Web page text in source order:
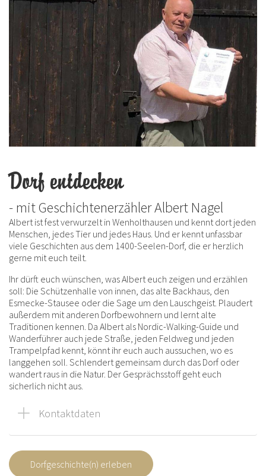
Dorf entdecken
- mit Geschichtenerzähler Albert Nagel
Albert ist fest verwurzelt in Wenholthausen und kennt dort jeden
Menschen, jedes Tier und jedes Haus. Und er kennt unfassbar
viele Geschichten aus dem 1400-Seelen-Dorf, die er herzlich
gerne mit euch teilt.
Ihr dürft euch wünschen, was Albert euch zeigen und erzählen
soll: Die Schützenhalle von innen, das alte Backhaus, den
Esmecke-Stausee oder die Sage um den Lauschgeist. Plaudert
außerdem mit anderen Dorfbewohnern und lernt alte
Traditionen kennen. Da Albert als Nordic-Walking-Guide und
Wanderführer auch jede Straße, jeden Feldweg und jeden
Trampelpfad kennt, könnt ihr euch auch aussuchen, wo es
langgehen soll. Schlendert gemeinsam durch das Dorf oder
wandert raus in die Natur. Der Gesprächsstoff geht euch
sicherlich nicht aus.
Kontaktdaten
Dorfgeschichte(n) erleben